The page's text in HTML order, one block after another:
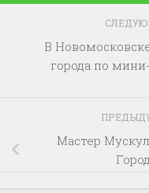
В
города по
Мастер